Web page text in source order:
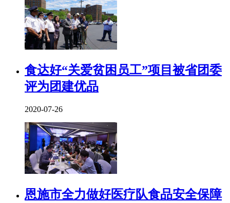
食达好“关爱贫困员工”项目被省团委
评为团建优品
2020-07-26
恩施市全力做好医疗队食品安全保障